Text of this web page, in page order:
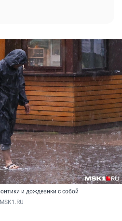
и дождевики с собой